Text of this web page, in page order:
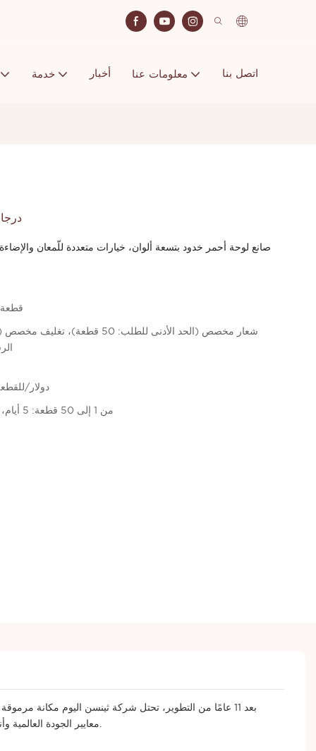
خدمة أخبار معلومات عنا اتصل بنا
9
صانع لوحة أحمر خدود بتسعة ألوان، خيارات متعددة للّمعان
50 قطعة /
4.50 دولار/
من 1 إلى 50 قطعة: 5 أيام، أكثر من 50 قطعة: قابل للتفاوض (بالأيام)